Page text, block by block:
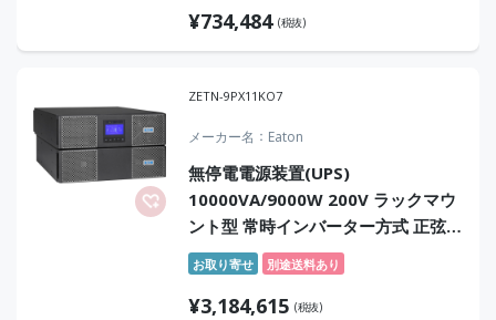
¥734,484 (税抜)
ZETN-9PX11KO7
メーカー名 Eaton
無停電電源装置(UPS)
10000VA/9000W 200V ラックマウ
ント型 常時インバーター方式 正弦波
オンサイト7年保証付
お取り寄せ 別途送料あり
¥3,184,615 (税抜)